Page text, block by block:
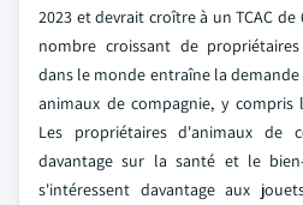
2023 et devrait croître à un TCAC de
nombre croissant de
dans le monde entraîne la
animaux de compagnie, y
Les propriétaires d'animaux de
davantage sur la santé et le
s'intéressent davantage aux